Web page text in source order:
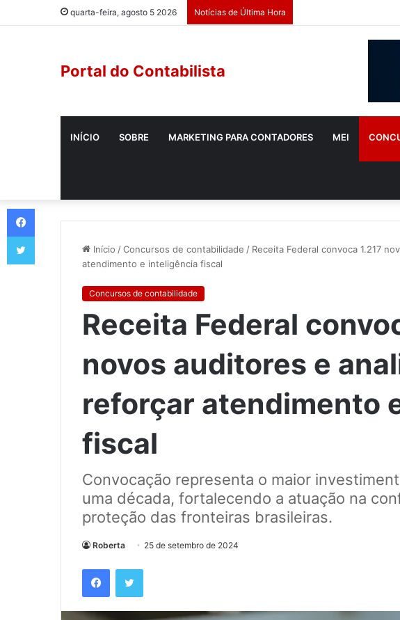
quarta-feira, agosto 5 2026 Notícias de Última Hora
Portal do Contabilista
INÍCIO SOBRE MARKETING PARA CONTADORES MEI
Início /Concursos de contabilidade / Receita Federal convoca 1.217
atendimento e inteligência fiscal
Concursos de contabilidade
Receita Federal
novos auditores e
reforçar atendimento
fiscal
Convocação representa o maior
uma década, fortalecendo a atuação na
proteção das fronteiras brasileiras.
Roberta 25 de setembro de 2024